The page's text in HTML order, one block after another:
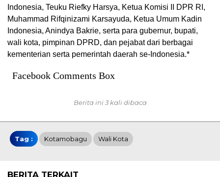
Indonesia, Teuku Riefky Harsya, Ketua Komisi II DPR RI,
Muhammad Rifqinizami Karsayuda, Ketua Umum Kadin
Indonesia, Anindya Bakrie, serta para gubernur, bupati,
wali kota, pimpinan DPRD, dan pejabat dari berbagai
kementerian serta pemerintah daerah se-Indonesia.*
Facebook Comments Box
Berita ini 3 kali dibaca
Tag : Kotamobagu Wali Kota
BERITA TERKAIT